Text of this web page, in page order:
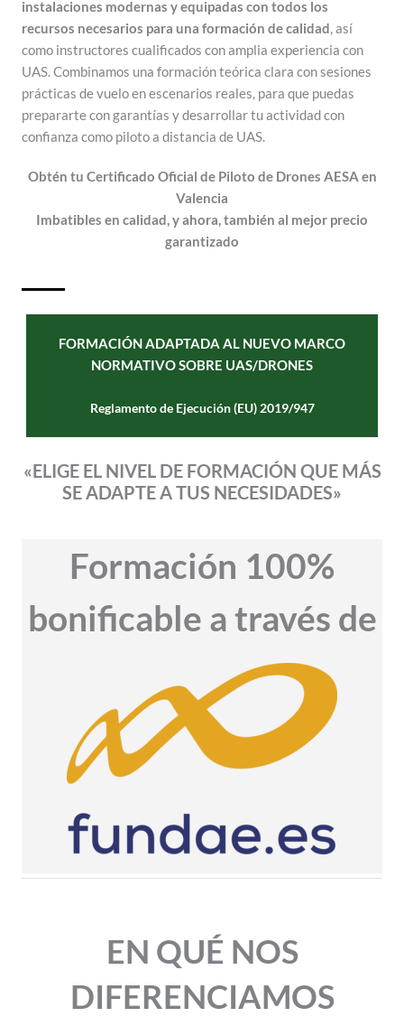
instalaciones modernas y equipadas con todos los
recursos necesarios para una formación de calidad, así
como instructores cualificados con amplia experiencia con
UAS. Combinamos una formación teórica clara con sesiones
prácticas de vuelo en escenarios reales, para que puedas
prepararte con garantías y desarrollar tu actividad con
confianza como piloto a distancia de UAS.
Obtén tu Certificado Oficial de Piloto de Drones AESA en
Valencia
Imbatibles en calidad, y ahora, también al mejor precio
garantizado
FORMACIÓN ADAPTADA AL NUEVO MARCO
NORMATIVO SOBRE UAS/DRONES
Reglamento de Ejecución (EU) 2019/947
«ELIGE EL NIVEL DE FORMACIÓN QUE MÁS
SE ADAPTE A TUS NECESIDADES»
Formación 100%
bonificable a través de
EN QUÉ NOS
DIFERENCIAMOS